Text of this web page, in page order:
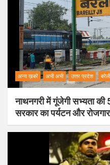
अन्य ख़बरें अभी अभी उत्तर प्रदेश बरेली
नाथनगरी में गूंजेगी सभ्यता की
सरकार का पर्यटन और